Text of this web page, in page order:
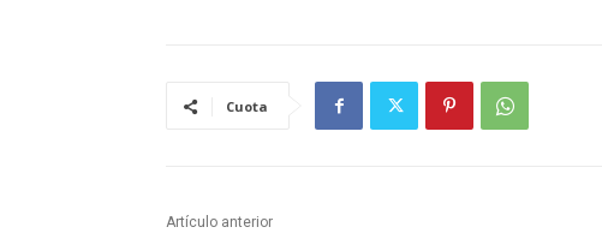
Cuota
Artículo anterior